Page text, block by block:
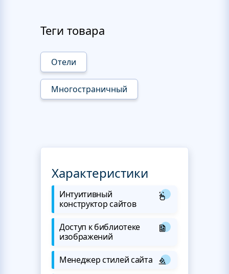
Теги товара
Отели
Многостраничный
Характеристики
Интуитивный
конструктор сайтов
Доступ к библиотеке
изображений
Менеджер стилей сайта